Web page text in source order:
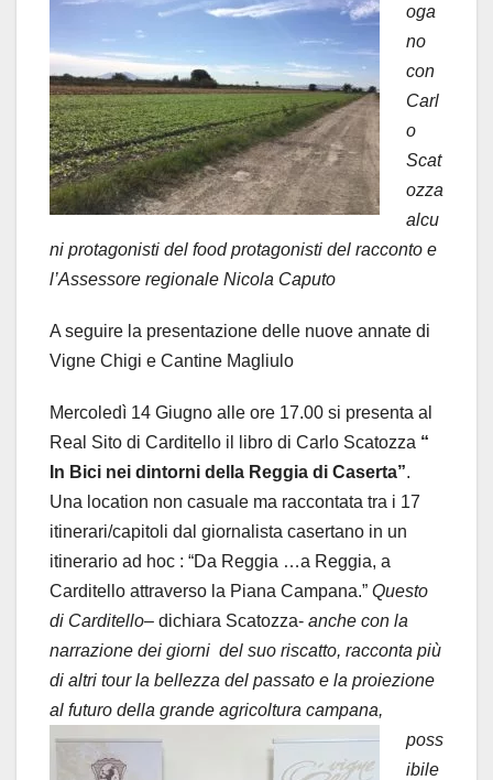
oga
no
con
Carl
o
Scat
ozza
alcu
ni protagonisti del food protagonisti del racconto e
l’Assessore regionale Nicola Caputo
A seguire la presentazione delle nuove annate di
Vigne Chigi e Cantine Magliulo
Mercoledì 14 Giugno alle ore 17.00 si presenta al
Real Sito di Carditello il libro di Carlo Scatozza “
In Bici nei dintorni della Reggia di Caserta”.
Una location non casuale ma raccontata tra i 17
itinerari/capitoli dal giornalista casertano in un
itinerario ad hoc : “Da Reggia …a Reggia, a
Carditello attraverso la Piana Campana.” Questo
di Carditello– dichiara Scatozza- anche con la
narrazione dei giorni del suo riscatto, racconta più
di altri tour la bellezza del passato e la proiezione
al futuro della grande agricoltura campana,
poss
ibile